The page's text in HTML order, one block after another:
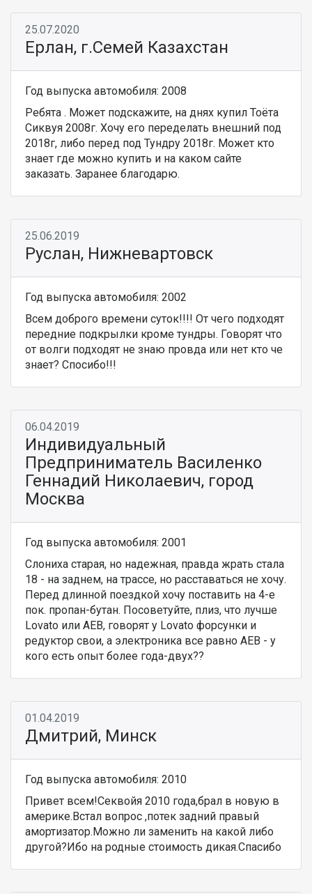
25.07.2020
Ерлан, г.Семей Казахстан
Год выпуска автомобиля: 2008
Ребята . Может подскажите, на днях купил Тоёта
Сиквуя 2008г. Хочу его переделать внешний под
2018г, либо перед под Тундру 2018г. Может кто
знает где можно купить и на каком сайте
заказать. Заранее благодарю.
25.06.2019
Руслан, Нижневартовск
Год выпуска автомобиля: 2002
Всем доброго времени суток!!!! От чего подходят
передние подкрылки кроме тундры. Говорят что
от волги подходят не знаю провда или нет кто че
знает? Спосибо!!!
06.04.2019
Индивидуальный
Предприниматель Василенко
Геннадий Николаевич, город
Москва
Год выпуска автомобиля: 2001
Слониха старая, но надежная, правда жрать стала
18 - на заднем, на трассе, но расставаться не хочу.
Перед длинной поездкой хочу поставить на 4-е
пок. пропан-бутан. Посоветуйте, плиз, что лучше
Lovato или AEB, говорят у Lovato форсунки и
редуктор свои, а электроника все равно AEB - у
кого есть опыт более года-двух??
01.04.2019
Дмитрий, Минск
Год выпуска автомобиля: 2010
Привет всем!Секвойя 2010 года,брал в новую в
америке.Встал вопрос ,потек задний правый
амортизатор.Можно ли заменить на какой либо
другой?Ибо на родные стоимость дикая.Спасибо